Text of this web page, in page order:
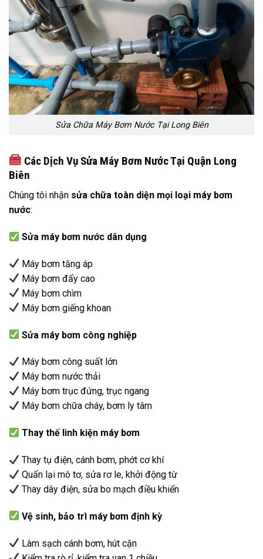
Sửa Chữa Máy Bơm Nước Tại Long Biên
Các Dịch Vụ Sửa Máy Bơm Nước Tại Quận Long
Biên
Chúng tôi nhận sửa chữa toàn diện mọi loại máy bơm
nước:
Sửa máy bơm nước dân dụng
Máy bơm tăng áp
Máy bơm đẩy cao
Máy bơm chìm
Máy bơm giếng khoan
Sửa máy bơm công nghiệp
Máy bơm công suất lớn
Máy bơm nước thải
Máy bơm trục đứng, trục ngang
Máy bơm chữa cháy, bơm ly tâm
Thay thế linh kiện máy bơm
Thay tụ điện, cánh bơm, phớt cơ khí
Quấn lại mô tơ, sửa rơ le, khởi động từ
Thay dây điện, sửa bo mạch điều khiển
Vệ sinh, bảo trì máy bơm định kỳ
Làm sạch cánh bơm, hút cặn